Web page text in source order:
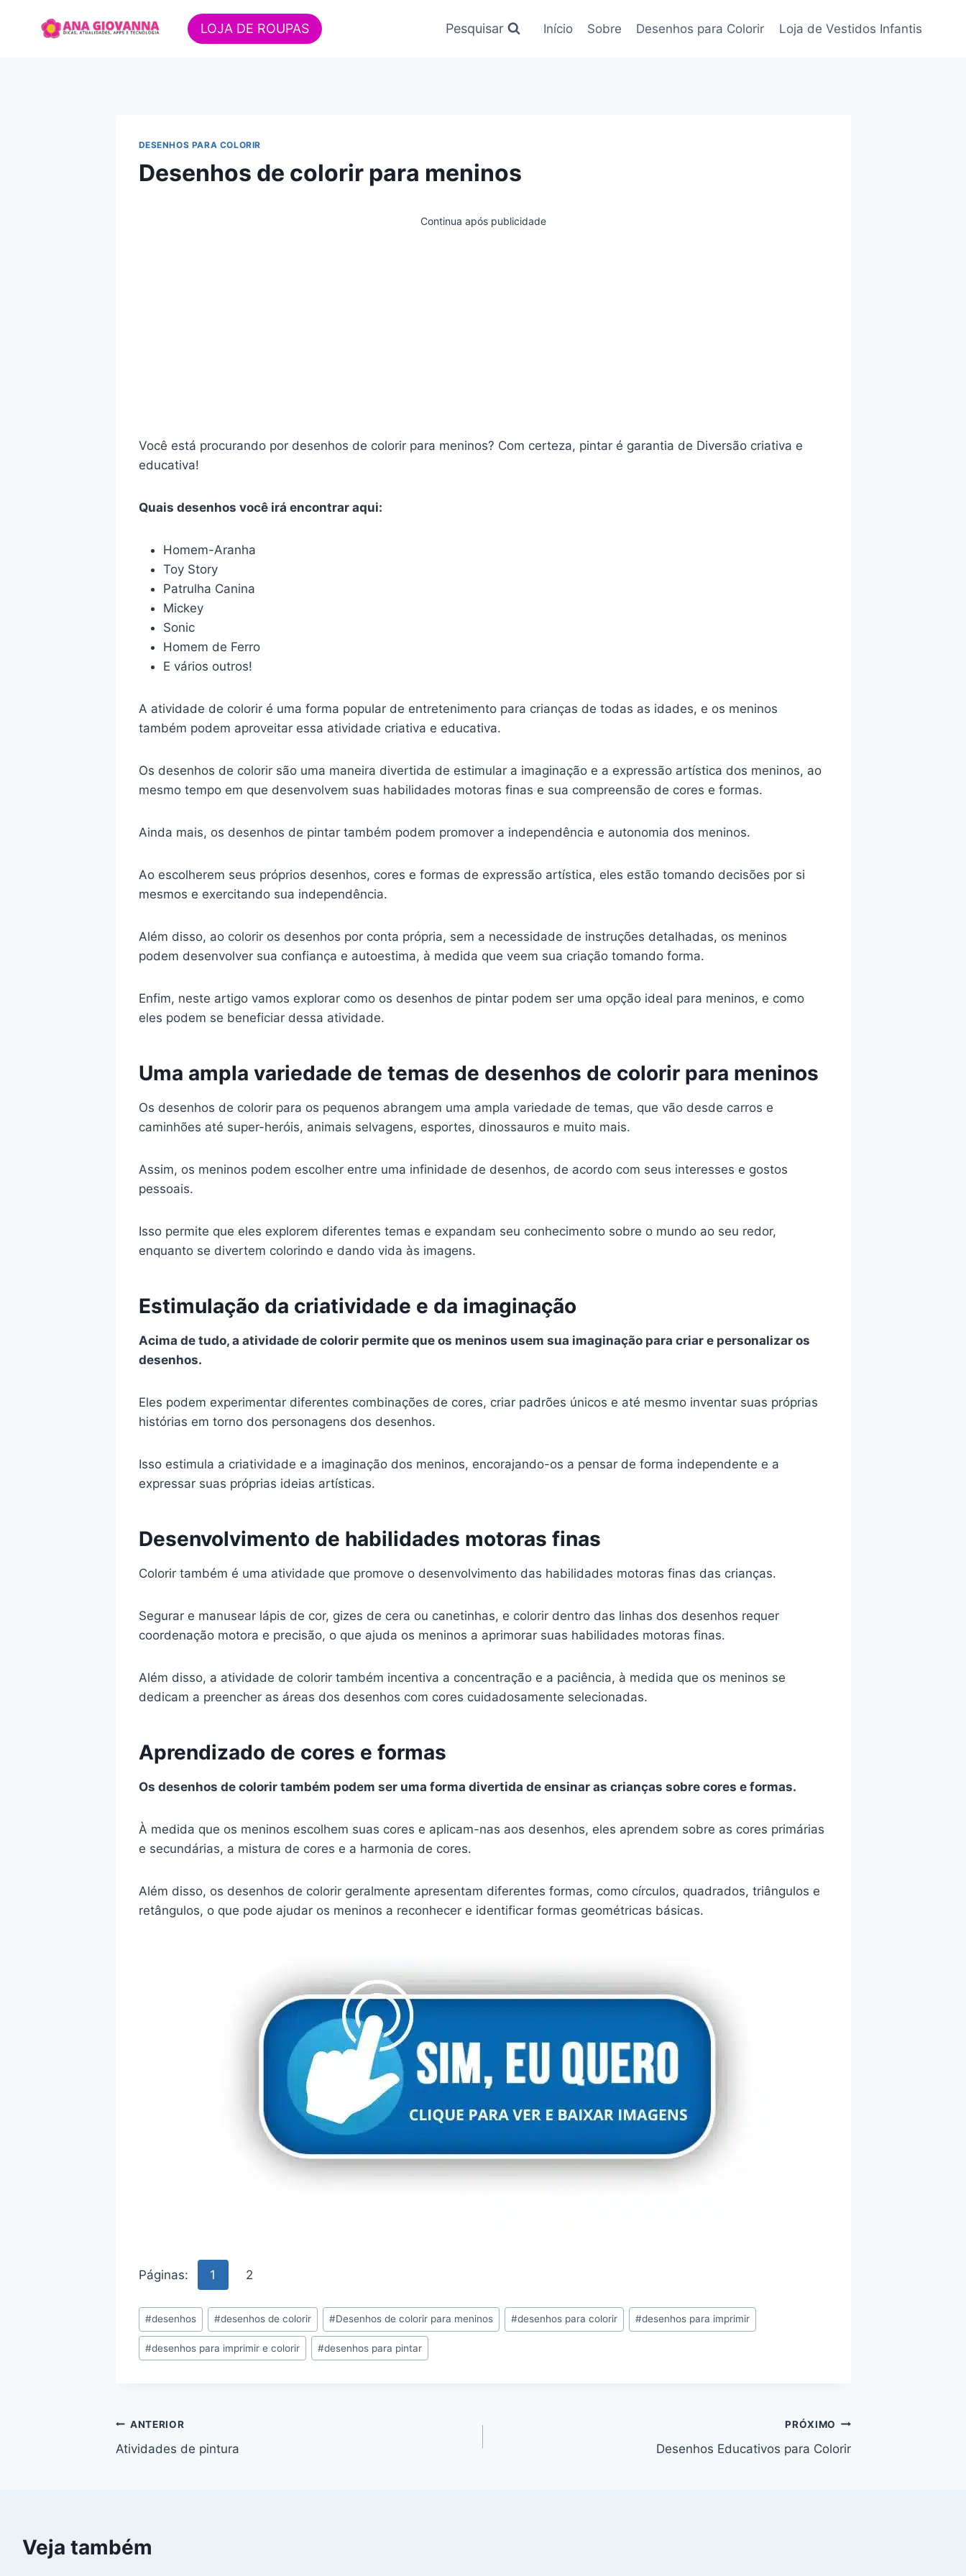
LOJA DE ROUPAS Pesquisar Início Sobre Desenhos para Colorir Loja de Vestidos Infantis
DESENHOS PARA COLORIR
Desenhos de colorir para meninos
Continua após publicidade
Você está procurando por desenhos de colorir para meninos? Com certeza, pintar é garantia de Diversão criativa e
educativa!
Quais desenhos você irá encontrar aqui:
Homem-Aranha
Toy Story
Patrulha Canina
Mickey
Sonic
Homem de Ferro
E vários outros!
A atividade de colorir é uma forma popular de entretenimento para crianças de todas as idades, e os meninos
também podem aproveitar essa atividade criativa e educativa.
Os desenhos de colorir são uma maneira divertida de estimular a imaginação e a expressão artística dos meninos, ao
mesmo tempo em que desenvolvem suas habilidades motoras finas e sua compreensão de cores e formas.
Ainda mais, os desenhos de pintar também podem promover a independência e autonomia dos meninos.
Ao escolherem seus próprios desenhos, cores e formas de expressão artística, eles estão tomando decisões por si
mesmos e exercitando sua independência.
Além disso, ao colorir os desenhos por conta própria, sem a necessidade de instruções detalhadas, os meninos
podem desenvolver sua confiança e autoestima, à medida que veem sua criação tomando forma.
Enfim, neste artigo vamos explorar como os desenhos de pintar podem ser uma opção ideal para meninos, e como
eles podem se beneficiar dessa atividade.
Uma ampla variedade de temas de desenhos de colorir para meninos
Os desenhos de colorir para os pequenos abrangem uma ampla variedade de temas, que vão desde carros e
caminhões até super-heróis, animais selvagens, esportes, dinossauros e muito mais.
Assim, os meninos podem escolher entre uma infinidade de desenhos, de acordo com seus interesses e gostos
pessoais.
Isso permite que eles explorem diferentes temas e expandam seu conhecimento sobre o mundo ao seu redor,
enquanto se divertem colorindo e dando vida às imagens.
Estimulação da criatividade e da imaginação
Acima de tudo, a atividade de colorir permite que os meninos usem sua imaginação para criar e personalizar os
desenhos.
Eles podem experimentar diferentes combinações de cores, criar padrões únicos e até mesmo inventar suas próprias
histórias em torno dos personagens dos desenhos.
Isso estimula a criatividade e a imaginação dos meninos, encorajando-os a pensar de forma independente e a
expressar suas próprias ideias artísticas.
Desenvolvimento de habilidades motoras finas
Colorir também é uma atividade que promove o desenvolvimento das habilidades motoras finas das crianças.
Segurar e manusear lápis de cor, gizes de cera ou canetinhas, e colorir dentro das linhas dos desenhos requer
coordenação motora e precisão, o que ajuda os meninos a aprimorar suas habilidades motoras finas.
Além disso, a atividade de colorir também incentiva a concentração e a paciência, à medida que os meninos se
dedicam a preencher as áreas dos desenhos com cores cuidadosamente selecionadas.
Aprendizado de cores e formas
Os desenhos de colorir também podem ser uma forma divertida de ensinar as crianças sobre cores e formas.
À medida que os meninos escolhem suas cores e aplicam-nas aos desenhos, eles aprendem sobre as cores primárias
e secundárias, a mistura de cores e a harmonia de cores.
Além disso, os desenhos de colorir geralmente apresentam diferentes formas, como círculos, quadrados, triângulos e
retângulos, o que pode ajudar os meninos a reconhecer e identificar formas geométricas básicas.
Páginas: 1 2
Tags
do
Post:
#desenhos #desenhos de colorir #Desenhos de colorir para meninos #desenhos para colorir #desenhos para imprimir
#desenhos para imprimir e colorir #desenhos para pintar
Navegação
de
ANTERIOR
Atividades de pintura
PRÓXIMO
Desenhos Educativos para Colorir
Veja também